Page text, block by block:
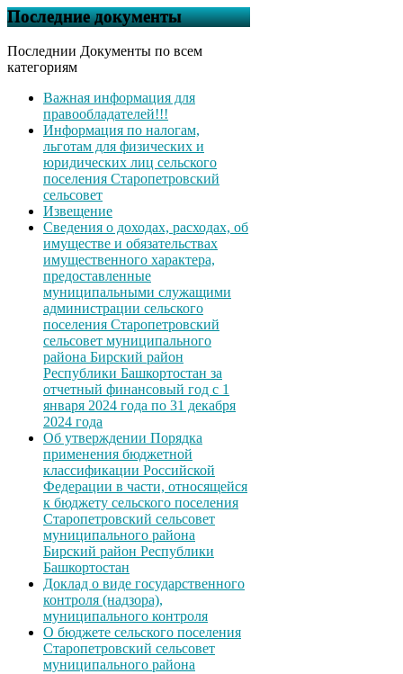
Последние документы
Последнии Документы по всем
категориям
Важная информация для
правообладателей!!!
Информация по налогам,
льготам для физических и
юридических лиц сельского
поселения Старопетровский
сельсовет
Извещение
Сведения о доходах, расходах, об
имуществе и обязательствах
имущественного характера,
предоставленные
муниципальными служащими
администрации сельского
поселения Старопетровский
сельсовет муниципального
района Бирский район
Республики Башкортостан за
отчетный финансовый год с 1
января 2024 года по 31 декабря
2024 года
Об утверждении Порядка
применения бюджетной
классификации Российской
Федерации в части, относящейся
к бюджету сельского поселения
Старопетровский сельсовет
муниципального района
Бирский район Республики
Башкортостан
Доклад о виде государственного
контроля (надзора),
муниципального контроля
О бюджете сельского поселения
Старопетровский сельсовет
муниципального района